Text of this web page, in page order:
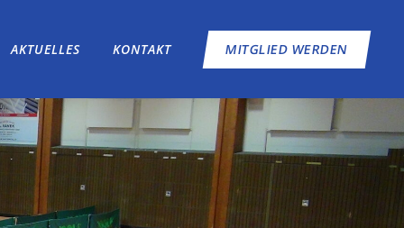
AKTUELLES KONTAKT MITGLIED WERDEN